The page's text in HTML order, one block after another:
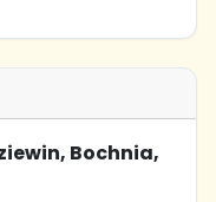
Bochnia,